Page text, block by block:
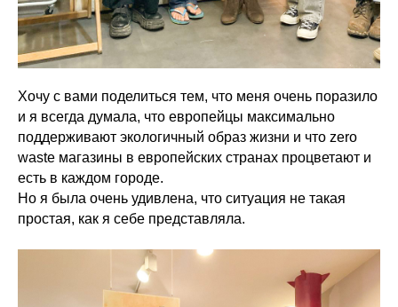
Хочу с вами поделиться тем, что меня очень поразило
и я всегда думала, что европейцы максимально
поддерживают экологичный образ жизни и что zero
waste магазины в европейских странах процветают и
есть в каждом городе.
Но я была очень удивлена, что ситуация не такая
простая, как я себе представляла.